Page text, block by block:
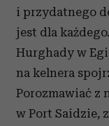
i przydatnego
jest dla
Hurghady w
na kelnera
Porozmawiać z
w Port Saidzie,